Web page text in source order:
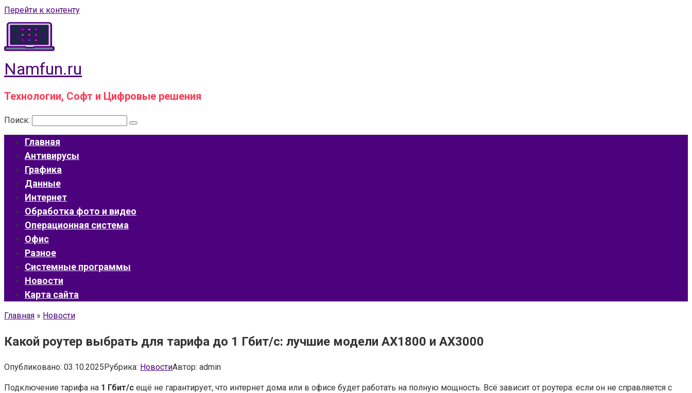
Перейти к контенту
Namfun.ru
Технологии, Софт и Цифровые решения
Поиск:
Главная
Антивирусы
Графика
Данные
Интернет
Обработка фото и видео
Операционная система
Офис
Разное
Системные программы
Новости
Карта сайта
Главная » Новости
Какой роутер выбрать для тарифа до 1 Гбит/с: лучшие модели AX1800 и AX3000
Опубликовано: 03.10.2025Рубрика: НовостиАвтор: admin
Подключение тарифа на 1 Гбит/с ещё не гарантирует, что интернет дома или в офисе будет работать на полную мощность. Всё зависит от роутера: если он не справляется с